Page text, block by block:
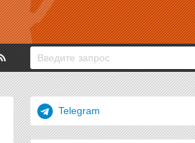
Telegram